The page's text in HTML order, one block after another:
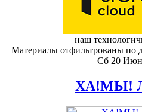
наш
Материалы отфильтрованы по
Сб 20
ХА!МЫ!